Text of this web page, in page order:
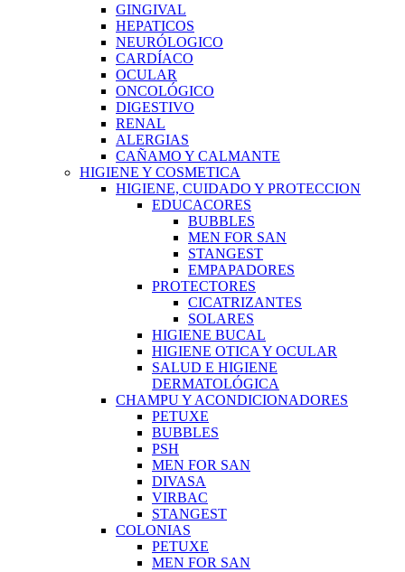
GINGIVAL
HEPATICOS
NEURÓLOGICO
CARDÍACO
OCULAR
ONCOLÓGICO
DIGESTIVO
RENAL
ALERGIAS
CAÑAMO Y CALMANTE
HIGIENE Y COSMETICA
HIGIENE, CUIDADO Y PROTECCION
EDUCACORES
BUBBLES
MEN FOR SAN
STANGEST
EMPAPADORES
PROTECTORES
CICATRIZANTES
SOLARES
HIGIENE BUCAL
HIGIENE OTICA Y OCULAR
SALUD E HIGIENE
DERMATOLÓGICA
CHAMPU Y ACONDICIONADORES
PETUXE
BUBBLES
PSH
MEN FOR SAN
DIVASA
VIRBAC
STANGEST
COLONIAS
PETUXE
MEN FOR SAN